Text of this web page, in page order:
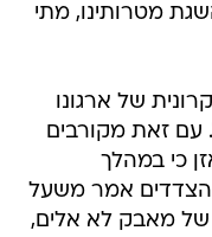
מטרותינו, מתי
של ארגונו
זאת מקורבים
כי במהלך
הצדדים אמר משעל
של מאבק לא אלים,